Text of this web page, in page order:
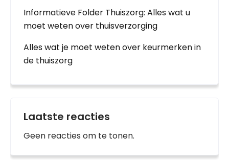
Informatieve Folder Thuiszorg: Alles wat u
moet weten over thuisverzorging
Alles wat je moet weten over keurmerken in
de thuiszorg
Laatste reacties
Geen reacties om te tonen.